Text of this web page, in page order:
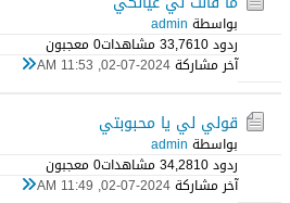
بواسطة admin
ردود 0 33,761 مشاهدات
0 معجبون
آخر مشاركة02-07-2024, 11:53 AM
قولي لي يا محبوبتي
بواسطة admin
ردود 0 34,281 مشاهدات
0 معجبون
آخر مشاركة02-07-2024, 11:49 AM